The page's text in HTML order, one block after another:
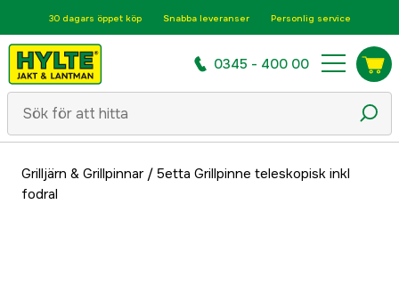
30 dagars öppet köp Snabba leveranser Personlig service
0345 - 400 00
Grilljärn & Grillpinnar/ 5etta Grillpinne teleskopisk inkl
fodral